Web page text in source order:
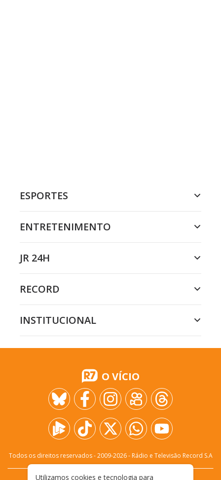
ESPORTES
ENTRETENIMENTO
JR 24H
RECORD
INSTITUCIONAL
O VÍCIO
Todos os direitos reservados - 2009-2026- Rádio e Televisão Record S.A
Utilizamos cookies e tecnologia para